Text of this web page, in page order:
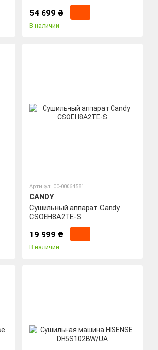
54 699 ₴
В наличии
Артикул: 00-00064581
CANDY
Сушильный аппарат Candy
CSOEH8A2TE-S
19 999 ₴
В наличии